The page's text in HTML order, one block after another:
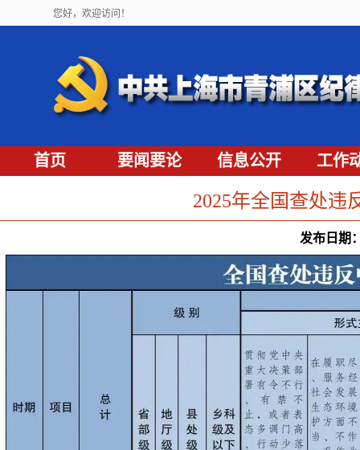
您好，欢迎访问！
首页 要闻要论 信息公开 工作
2025年全国查处违
发布日期